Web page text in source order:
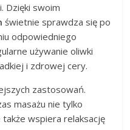
Dzięki swoim
świetnie sprawdza się po
odpowiedniego
używanie oliwki
i zdrowej cery.
zastosowań.
masażu nie tylko
wspiera relaksację